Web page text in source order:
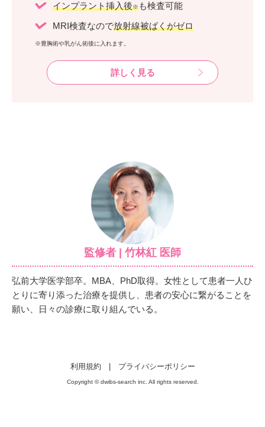
インプラント挿入後※ も検査可能
MRI検査なので放射線被ばくがゼロ
※豊胸術や乳がん術後に入れます。
詳しく見る
監修者 | 竹林紅 医師
弘前大学医学部卒。MBA、PhD取得。女性として患者一人ひ
とりに寄り添った治療を提供し、患者の安心に繋がることを
願い、日々の診療に取り組んでいる。
利用規約 プライバシーポリシー
Copyright © dwibs-search inc. All rights reserved.